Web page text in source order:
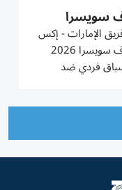
سويسرا
الإمارات - إكس
آر جي للدراجات الهوائية، تألقه في طواف سويسرا 2026
سباق فردي ضد